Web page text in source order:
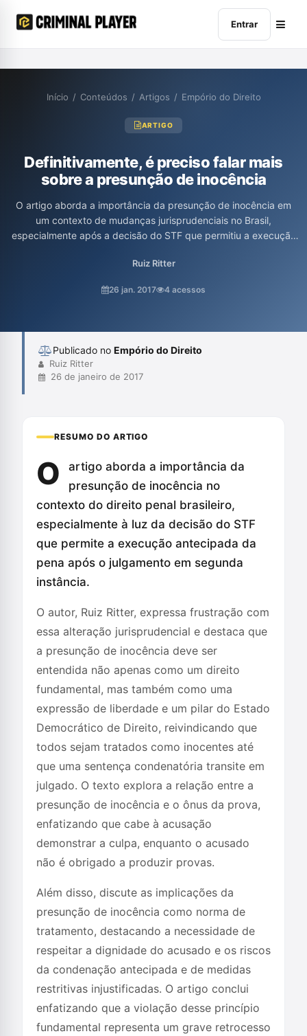
Entrar
Início / Conteúdos / Artigos / Empório do Direito
ARTIGO
Definitivamente, é preciso falar mais
sobre a presunção de inocência
O artigo aborda a importância da presunção de inocência em
um contexto de mudanças jurisprudenciais no Brasil,
especialmente após a decisão do STF que permitiu a execução
a relativização deste princípio fundamental, destacando que ele
reflete a dignidade do cidadão e os direitos assegurados pela
Ruiz Ritter
26 jan. 2017 4 acessos
Publicado no Empório do Direito
Ruiz Ritter
26 de janeiro de 2017
RESUMO DO ARTIGO
O
artigo aborda a importância da
presunção de inocência no
contexto do direito penal brasileiro,
especialmente à luz da decisão do STF
que permite a execução antecipada da
pena após o julgamento em segunda
instância.
O autor, Ruiz Ritter, expressa frustração com
essa alteração jurisprudencial e destaca que
a presunção de inocência deve ser
entendida não apenas como um direito
fundamental, mas também como uma
expressão de liberdade e um pilar do Estado
Democrático de Direito, reivindicando que
todos sejam tratados como inocentes até
que uma sentença condenatória transite em
julgado. O texto explora a relação entre a
presunção de inocência e o ônus da prova,
enfatizando que cabe à acusação
demonstrar a culpa, enquanto o acusado
não é obrigado a produzir provas.
Além disso, discute as implicações da
presunção de inocência como norma de
tratamento, destacando a necessidade de
respeitar a dignidade do acusado e os riscos
da condenação antecipada e de medidas
restritivas injustificadas. O artigo conclui
enfatizando que a violação desse princípio
fundamental representa um grave retrocesso